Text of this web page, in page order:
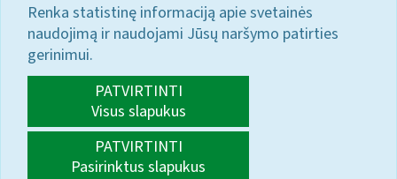
Renka statistinę informaciją apie svetainės
naudojimą ir naudojami Jūsų naršymo patirties
gerinimui.
PATVIRTINTI
Visus slapukus
PATVIRTINTI
Pasirinktus slapukus